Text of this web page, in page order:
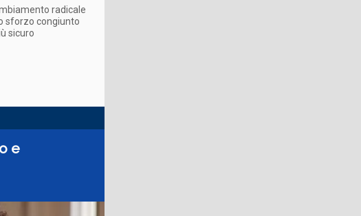
radicale
sforzo congiunto
sicuro
e